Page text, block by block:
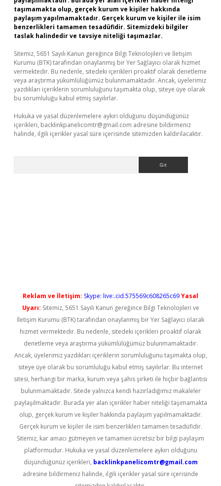
taşımamakta olup, gerçek kurum ve kişiler hakkında
paylaşım yapılmamaktadır. Gerçek kurum ve kişiler ile isim
benzerlikleri tamamen tesadüfidir. Sitemizdeki bilgiler
taslak halindedir ve tavsiye niteliği taşımazlar.
Sitemiz, 5651 Sayılı Kanun gereğince Bilgi Teknolojileri ve İletişim
Kurumu (BTK) tarafından onaylanmış bir Yer Sağlayıcı olarak hizmet
vermektedir. Bu nedenle, sitedeki içerikleri proaktif olarak denetleme
veya araştırma yükümlülüğümüz bulunmamaktadır. Ancak, üyelerimiz
yazdıkları içeriklerin sorumluluğunu taşımakta olup, siteye üye olarak
bu sorumluluğu kabul etmiş sayılırlar.
Hukuka ve yasal düzenlemelere aykırı olduğunu düşündüğünüz
içerikleri, backlinkpanelicomtr@gmail.com adresine bildirmeniz
halinde, ilgili içerikler yasal süre içerisinde sitemizden kaldırılacaktır.
Reklam ve İletişim: Skype: live:.cid.575569c608265c69Yasal
Uyarı: Sitemiz, 5651 Sayılı Kanun gereğince Bilgi Teknolojileri ve
İletişim Kurumu (BTK) tarafından onaylanmış bir Yer Sağlayıcı olarak
hizmet vermektedir. Bu nedenle, sitedeki içerikleri proaktif olarak
denetleme veya araştırma yükümlülüğümüz bulunmamaktadır.
Ancak, üyelerimiz yazdıkları içeriklerin sorumluluğunu taşımakta olup,
siteye üye olarak bu sorumluluğu kabul etmiş sayılırlar. Bu internet
sitesi, herhangi bir marka, kurum veya şahıs şirketi ile hiçbir bağlantısı
bulunmamaktadır. Sitede yalnızca kendi hazırladığımız makaleler
paylaşılmaktadır. Burada yer alan içerikler haber niteliği taşımamakta
olup, gerçek kurum ve kişiler hakkında paylaşım yapılmamaktadır.
Gerçek kurum ve kişiler ile isim benzerlikleri tamamen tesadüfidir.
Sitemiz, kar amacı gütmeyen ve tamamen ücretsiz bir bilgi paylaşım
platformudur. Hukuka ve yasal düzenlemelere aykırı olduğunu
düşündüğünüz içerikleri, backlinkpanelicomtr@gmail.com
adresine bildirmeniz halinde, ilgili içerikler yasal süre içerisinde